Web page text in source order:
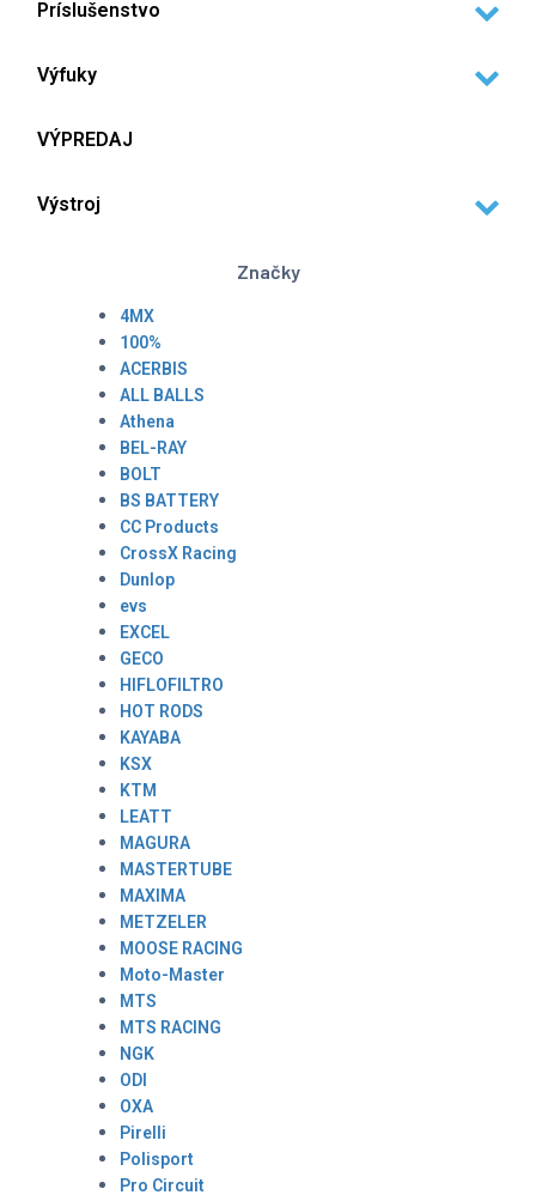
Príslušenstvo
Výfuky
VÝPREDAJ
Výstroj
Značky
4MX
100%
ACERBIS
ALL BALLS
Athena
BEL-RAY
BOLT
BS BATTERY
CC Products
CrossX Racing
Dunlop
evs
EXCEL
GECO
HIFLOFILTRO
HOT RODS
KAYABA
KSX
KTM
LEATT
MAGURA
MASTERTUBE
MAXIMA
METZELER
MOOSE RACING
Moto-Master
MTS
MTS RACING
NGK
ODI
OXA
Pirelli
Polisport
Pro Circuit